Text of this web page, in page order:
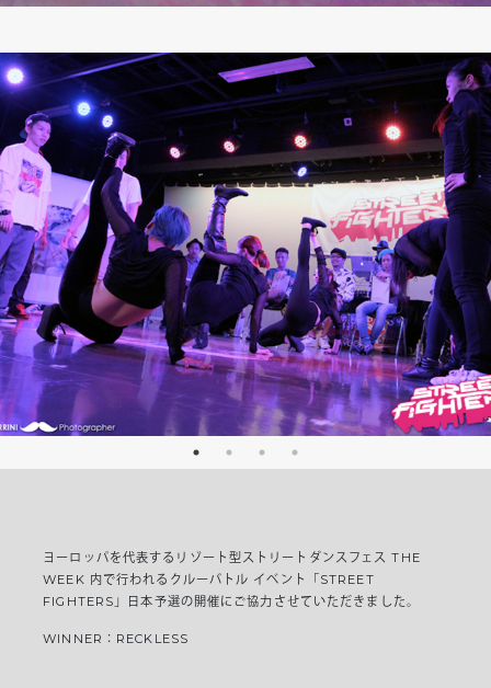
ヨーロッパを代表するリゾート型ストリートダンスフェス THE
WEEK 内で行われるクルーバトル イベント「STREET
FIGHTERS」日本予選の開催にご協力させていただきました。
WINNER：RECKLESS